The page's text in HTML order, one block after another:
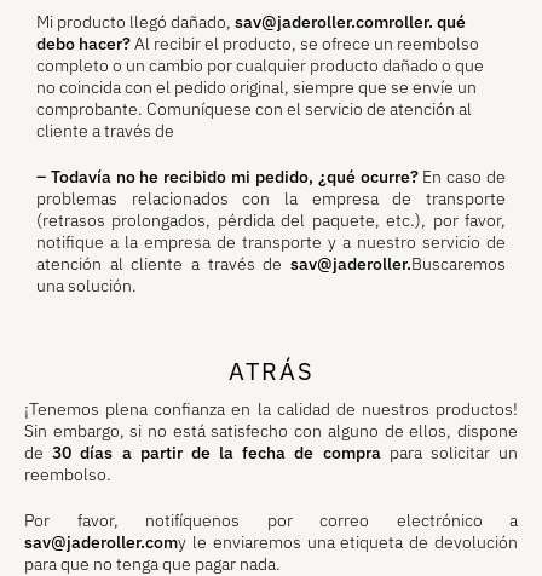
Mi producto llegó dañado, sav@jaderoller.comroller. qué
debo hacer?Al recibir el producto, se ofrece un reembolso
completo o un cambio por cualquier producto dañado o que
no coincida con el pedido original, siempre que se envíe un
comprobante. Comuníquese con el servicio de atención al
cliente a través de
– Todavía no he recibido mi pedido, ¿qué ocurre?En caso de
problemas relacionados con la empresa de transporte
(retrasos prolongados, pérdida del paquete, etc.), por favor,
notifique a la empresa de transporte y a nuestro servicio de
atención al cliente a través de sav@jaderoller.Buscaremos
una solución.
ATRÁS
¡Tenemos plena confianza en la calidad de nuestros productos!
Sin embargo, si no está satisfecho con alguno de ellos, dispone
de30 días a partir de la fecha de comprapara solicitar un
reembolso.
Por favor, notifíquenos por correo electrónico a
sav@jaderoller.comy le enviaremos una etiqueta de devolución
para que no tenga que pagar nada.